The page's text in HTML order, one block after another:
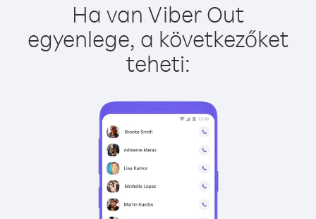
Ha van Viber Out
egyenlege, a következőket
teheti: